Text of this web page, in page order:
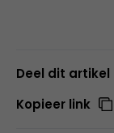
Deel dit artikel
Kopieer link